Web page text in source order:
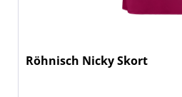
Röhnisch Nicky Skort